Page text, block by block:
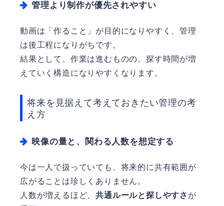
管理より制作が優先されやすい
動画は「作ること」が目的になりやすく、管理
は後工程になりがちです。
結果として、作業は進むものの、探す時間が増
えていく構造になりやすくなります。
将来を見据えて考えておきたい管理の考
え方
映像の量と、関わる人数を想定する
今は一人で扱っていても、将来的に共有範囲が
広がることは珍しくありません。
人数が増えるほど、共通ルールと探しやすさ が